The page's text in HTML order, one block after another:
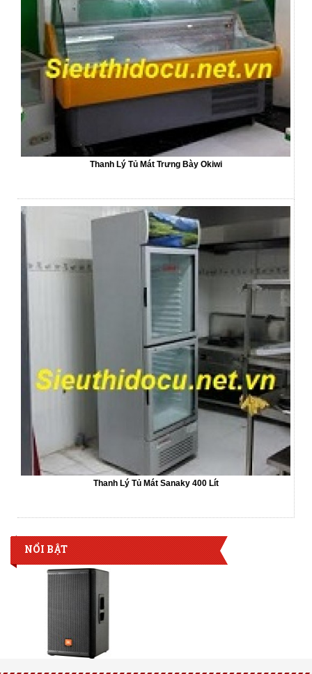
Thanh Lý Tủ Mát Trưng Bày Okiwi
Thanh Lý Tủ Mát Sanaky 400 Lít
NỔI BẬT